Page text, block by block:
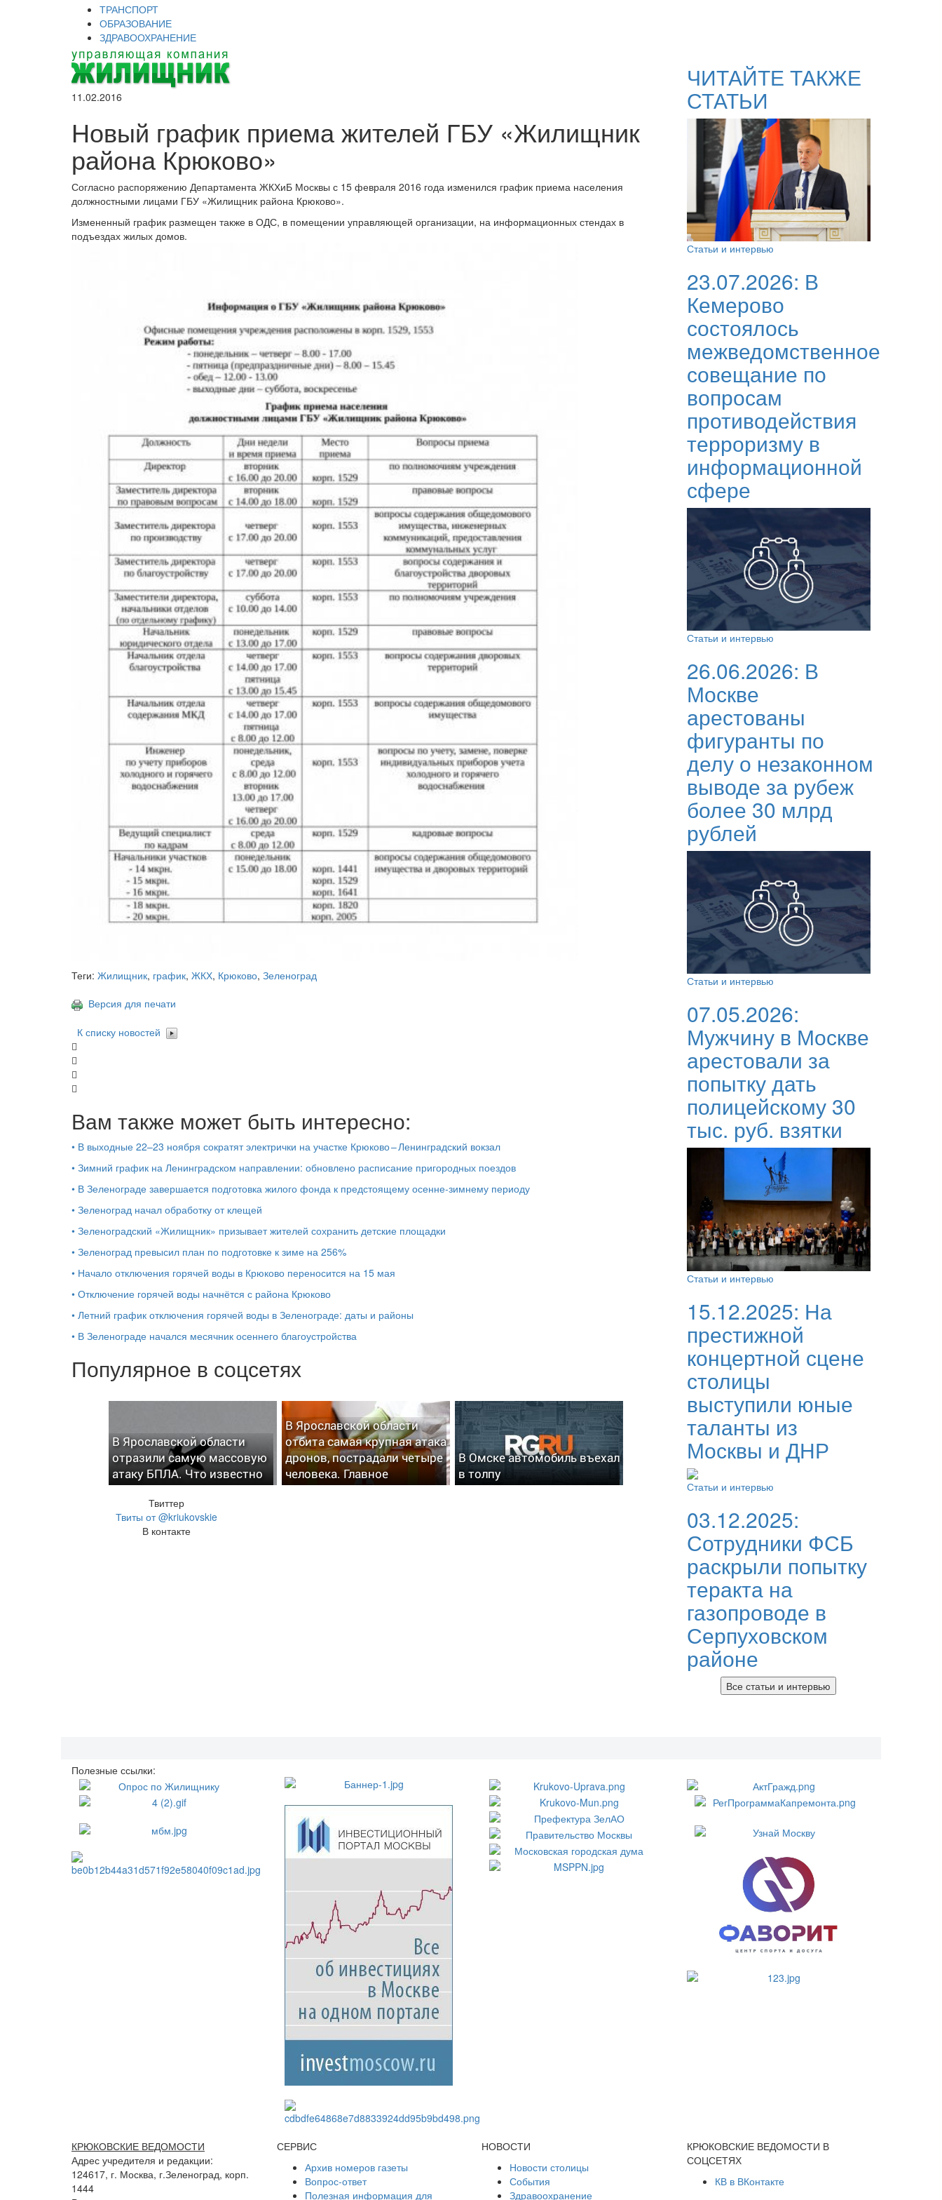
ТРАНСПОРТ
ОБРАЗОВАНИЕ
ЗДРАВООХРАНЕНИЕ
11.02.2016
Новый график приема жителей ГБУ «Жилищник
района Крюково»
Согласно распоряжению Департамента ЖКХиБ Москвы с 15 февраля 2016 года изменился график приема населения
должностными лицами ГБУ «Жилищник района Крюково».
Измененный график размещен также в ОДС, в помещении управляющей организации, на информационных стендах в
подъездах жилых домов.
Теги: Жилищник, график, ЖКХ, Крюково, Зеленоград
Версия для печати
К списку новостей
Вам также может быть интересно:
• В выходные 22–23 ноября сократят электрички на участке Крюково – Ленинградский вокзал
• Зимний график на Ленинградском направлении: обновлено расписание пригородных поездов
• В Зеленограде завершается подготовка жилого фонда к предстоящему осенне-зимнему периоду
• Зеленоград начал обработку от клещей
• Зеленоградский «Жилищник» призывает жителей сохранить детские площадки
• Зеленоград превысил план по подготовке к зиме на 256%
• Начало отключения горячей воды в Крюково переносится на 15 мая
• Отключение горячей воды начнётся с района Крюково
• Летний график отключения горячей воды в Зеленограде: даты и районы
• В Зеленограде начался месячник осеннего благоустройства
Популярное в соцсетях
В Ярославской области
отразили самую массовую
атаку БПЛА. Что известно
В Ярославской области
отбита самая крупная атака
дронов, пострадали четыре
человека. Главное
В Омске автомобиль въехал
в толпу
Твиттер
Твиты от @kriukovskie
В контакте
ЧИТАЙТЕ ТАКЖЕ
СТАТЬИ
Статьи и интервью
23.07.2026: В
Кемерово
состоялось
межведомственное
совещание по
вопросам
противодействия
терроризму в
информационной
сфере
Статьи и интервью
26.06.2026: В
Москве
арестованы
фигуранты по
делу о незаконном
выводе за рубеж
более 30 млрд
рублей
Статьи и интервью
07.05.2026:
Мужчину в Москве
арестовали за
попытку дать
полицейскому 30
тыс. руб. взятки
Статьи и интервью
15.12.2025: На
престижной
концертной сцене
столицы
выступили юные
таланты из
Москвы и ДНР
Статьи и интервью
03.12.2025:
Сотрудники ФСБ
раскрыли попытку
теракта на
газопроводе в
Серпуховском
районе
Все статьи и интервью
Полезные ссылки:
КРЮКОВСКИЕ ВЕДОМОСТИ
Адрес учредителя и редакции:
124617, г. Москва, г.Зеленоград, корп.
1444
СЕРВИС
Архив номеров газеты
Вопрос-ответ
Полезная информация для
НОВОСТИ
Новости столицы
События
Здравоохранение
КРЮКОВСКИЕ ВЕДОМОСТИ В
СОЦСЕТЯХ
КВ в ВКонтакте